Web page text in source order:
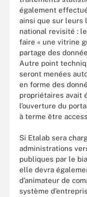
également
ainsi que sur leurs
national revisité :
faire « une vitrine
partage des
Autre point
seront menées
en forme des
propriétaires avait
l’ouverture du
à terme être
Si Etalab sera
administrations
publiques par le
elle devra
d’animateur de
système